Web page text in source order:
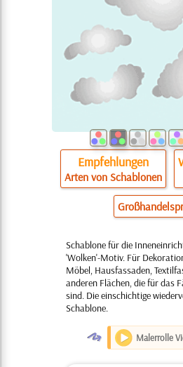
Empfehlungen
Arten von Schablonen
Schablone für die
'Wolken'-Motiv. Für
Möbel, Hausfassaden,
anderen Flächen, die für das
sind. Die einschichtige
Schablone.
O Malerrolle